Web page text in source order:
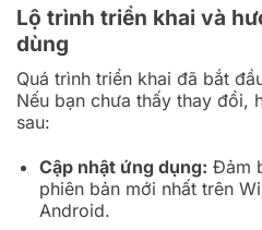
Lộ trình triển khai và
dùng
Quá trình triển khai đã bắt
Nếu bạn chưa thấy thay đổi,
sau:
Cập nhật ứng dụng: Đảm
phiên bản mới nhất trên
Android.